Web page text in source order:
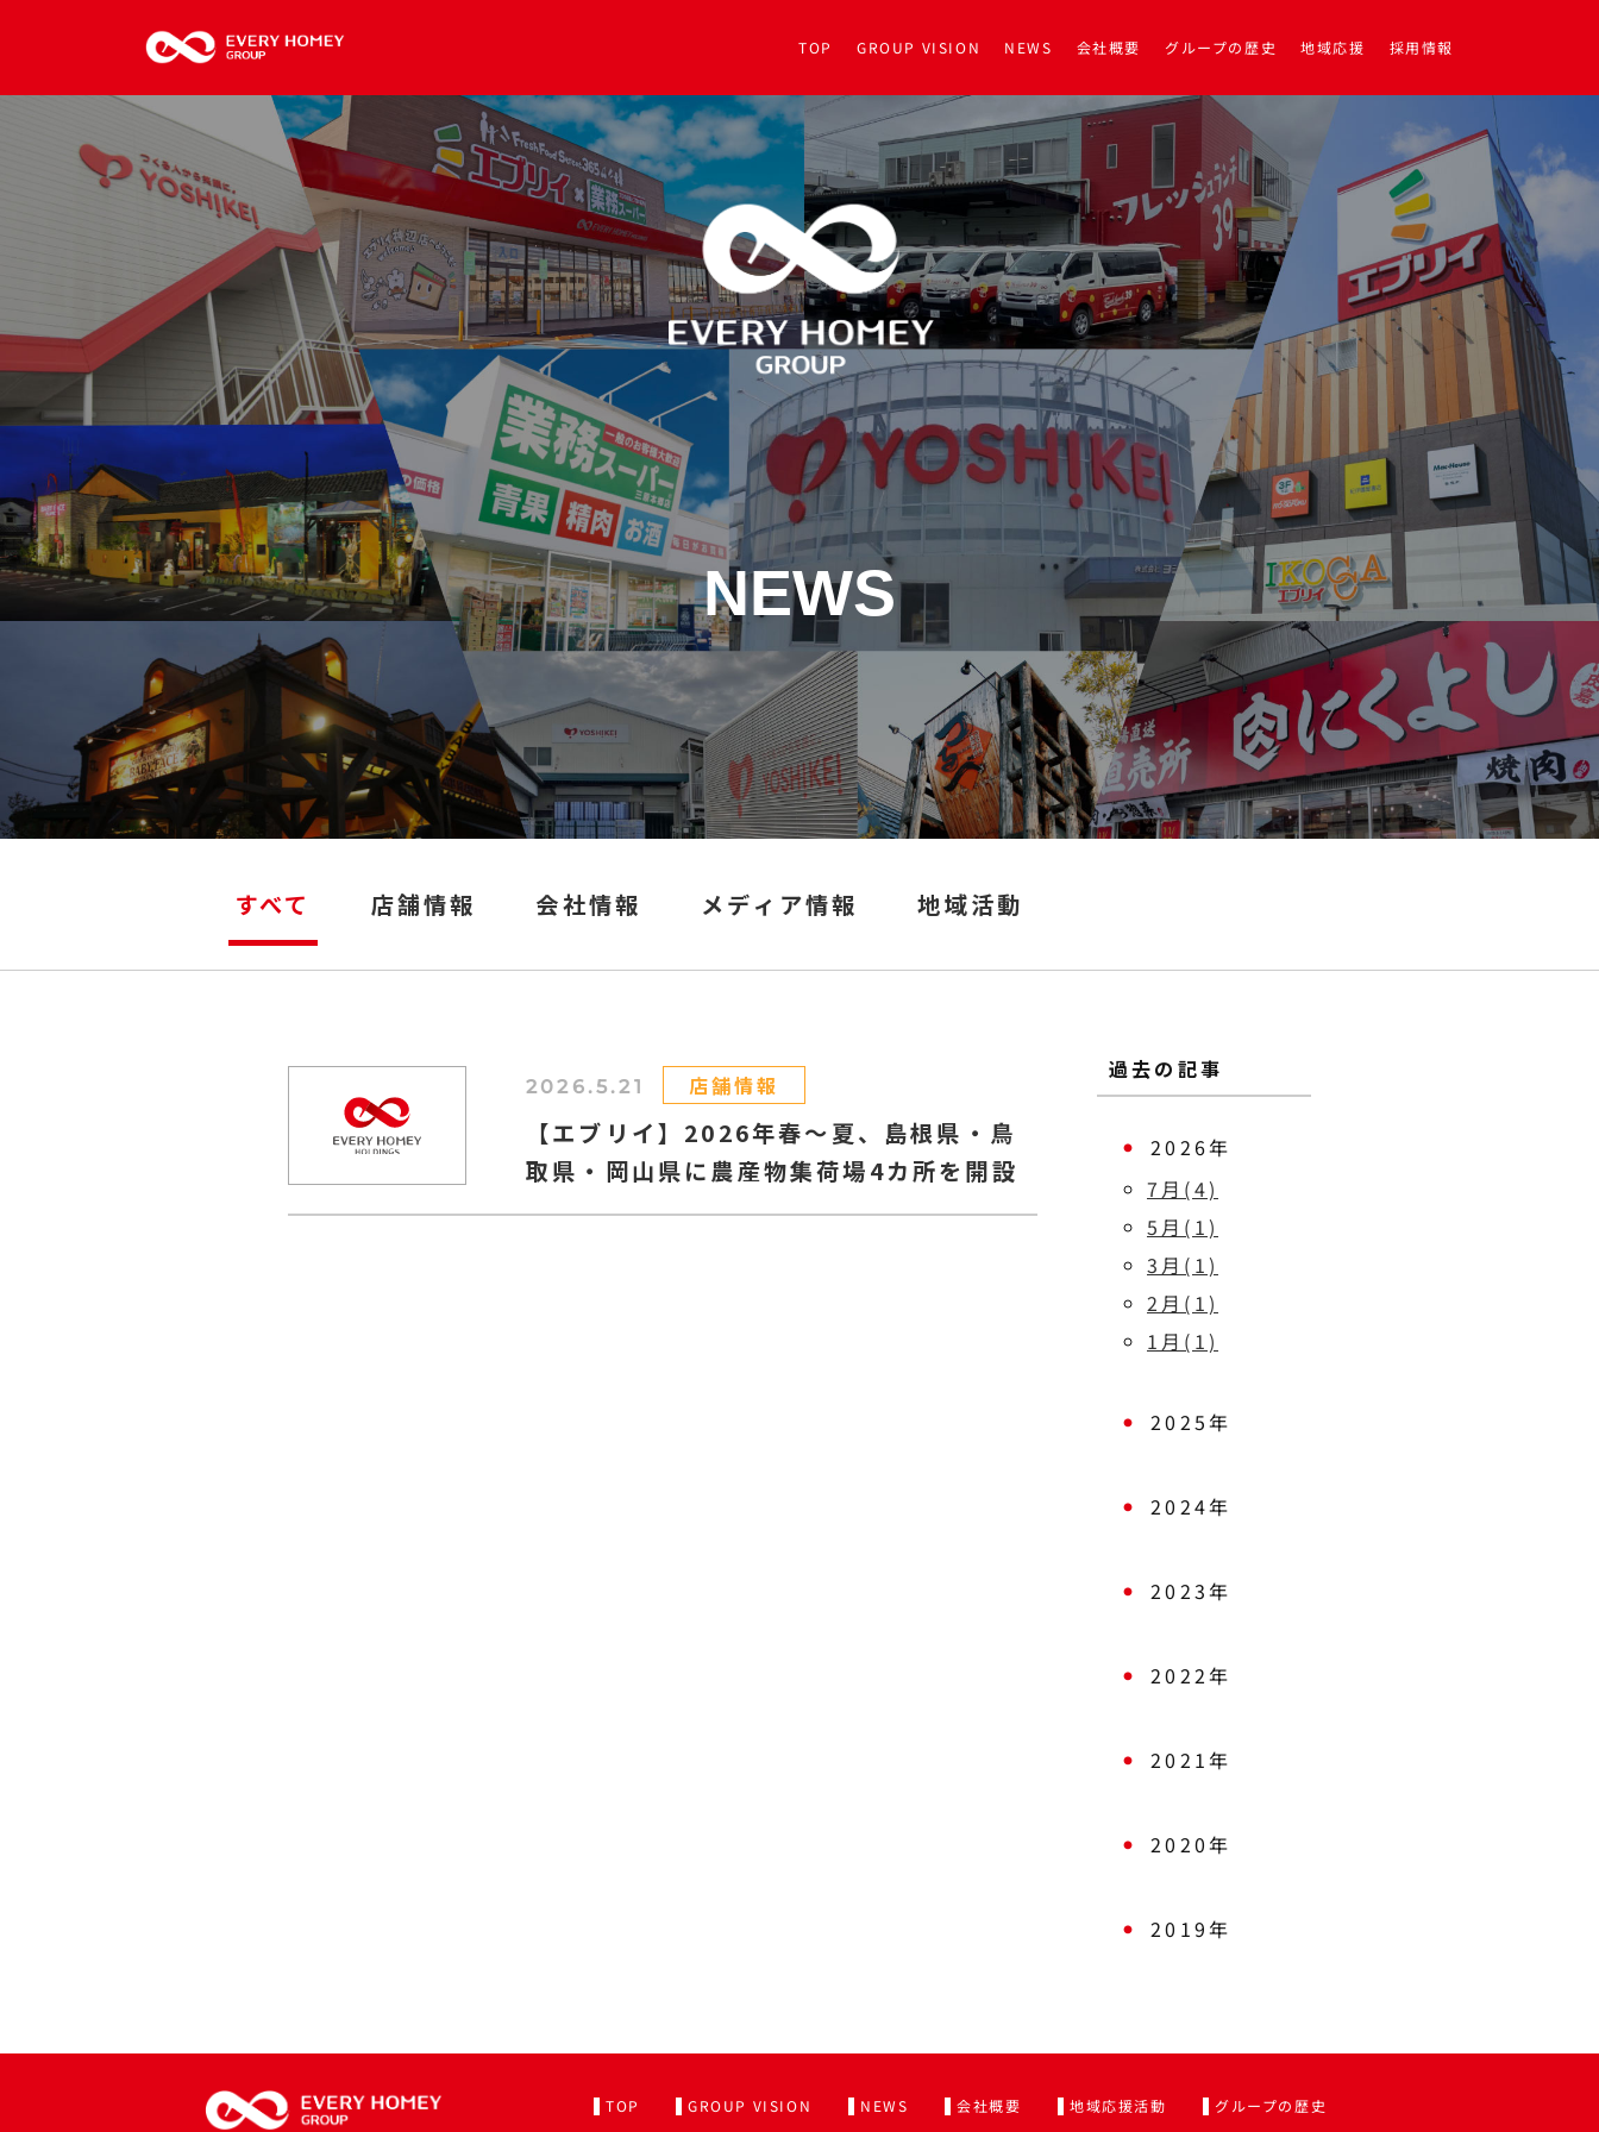
TOP GROUP VISION NEWS 会社概要 グループの歴史 地域応援 採用情報
NEWS
すべて 店舗情報 会社情報 メディア情報 地域活動
2026.5.21 店舗情報
【エブリイ】2026年春～夏、島根県・鳥
取県・岡山県に農産物集荷場4カ所を開設
過去の記事
2026年
7月(4)
5月(1)
3月(1)
2月(1)
1月(1)
2025年
2024年
2023年
2022年
2021年
2020年
2019年
TOP GROUP VISION NEWS 会社概要 地域応援活動 グループの歴史